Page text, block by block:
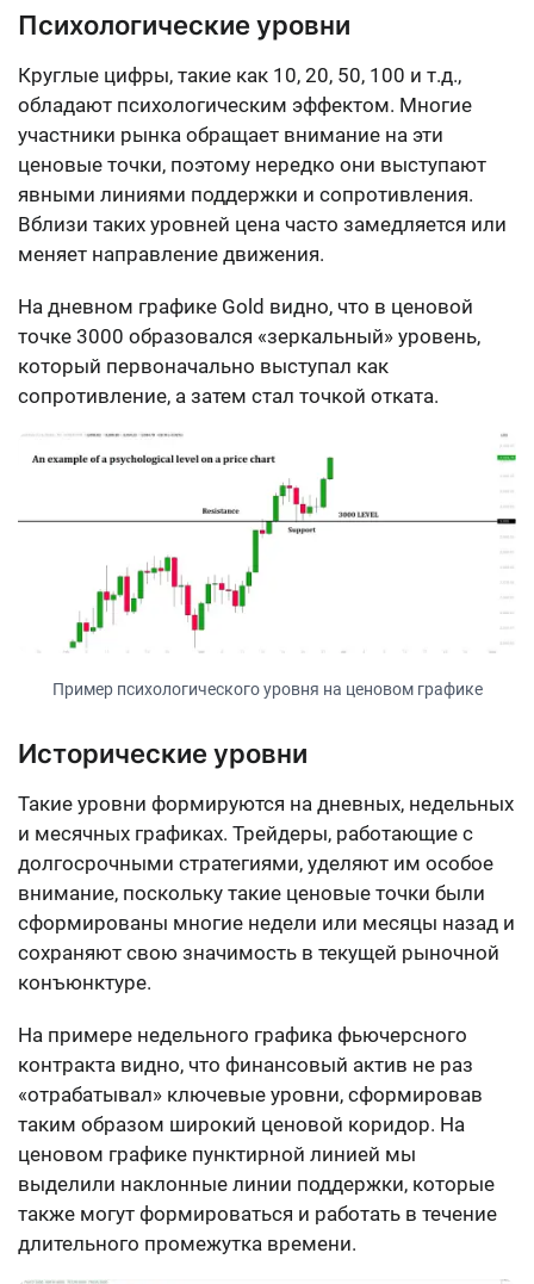
Психологические уровни
Круглые цифры, такие как 10, 20, 50, 100 и т.д.,
обладают психологическим эффектом. Многие
участники рынка обращает внимание на эти
ценовые точки, поэтому нередко они выступают
явными линиями поддержки и сопротивления.
Вблизи таких уровней цена часто замедляется или
меняет направление движения.
На дневном графике Gold видно, что в ценовой
точке 3000 образовался «зеркальный» уровень,
который первоначально выступал как
сопротивление, а затем стал точкой отката.
Пример психологического уровня на ценовом графике
Исторические уровни
Такие уровни формируются на дневных, недельных
и месячных графиках. Трейдеры, работающие с
долгосрочными стратегиями, уделяют им особое
внимание, поскольку такие ценовые точки были
сформированы многие недели или месяцы назад и
сохраняют свою значимость в текущей рыночной
конъюнктуре.
На примере недельного графика фьючерсного
контракта видно, что финансовый актив не раз
«отрабатывал» ключевые уровни, сформировав
таким образом широкий ценовой коридор. На
ценовом графике пунктирной линией мы
выделили наклонные линии поддержки, которые
также могут формироваться и работать в течение
длительного промежутка времени.